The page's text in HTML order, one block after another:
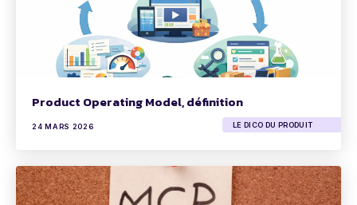
Product Operating Model, définition
24 MARS 2026 LE DICO DU PRODUIT